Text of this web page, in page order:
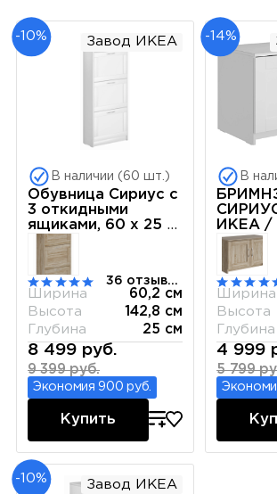
-10% Завод ИКЕА
В наличии (60 шт.)
Обувница Сириус с
3 откидными
ящиками, 60 х 25 х
143 см, ЛДСП,
белая
36 отзывов
Ширина
60,2 см
Высота
142,8 см
Глубина
25 см
8 499 руб.
9 399 руб.
Экономия 900 руб.
Купить
-14%
В
ИКЕА /
двери
Ширина
Высота
Глубина
4 999
5 799
-10% Завод ИКЕА